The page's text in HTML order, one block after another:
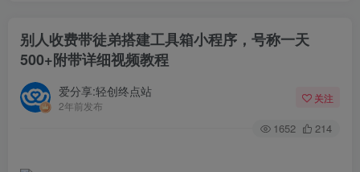
别人收费带徒弟搭建工具箱小程序，号称一天
500+附带详细视频教程
爱分享:轻创终点站
2年前发布
关注
1652 214